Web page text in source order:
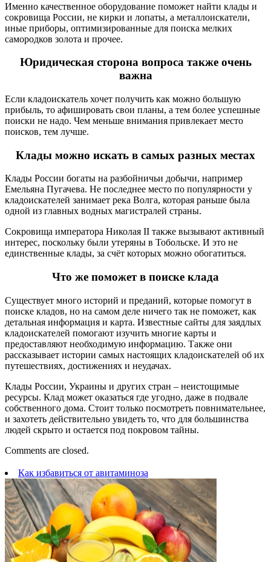
Именно качественное оборудование поможет найти клады и
сокровища России, не кирки и лопаты, а металлоискатели,
иные приборы, оптимизированные для поиска мелких
самородков золота и прочее.
Юридическая сторона вопроса также очень
важна
Если кладоискатель хочет получить как можно большую
прибыль, то афишировать свои планы, а тем более успешные
поиски не надо. Чем меньше внимания привлекает место
поисков, тем лучше.
Клады можно искать в самых разных местах
Клады России богаты на разбойничьи добычи, например
Емельяна Пугачева. Не последнее место по популярности у
кладоискателей занимает река Волга, которая раньше была
одной из главных водных магистралей страны.
Сокровища императора Николая II также вызывают активный
интерес, поскольку были утеряны в Тобольске. И это не
единственные клады, за счёт которых можно обогатиться.
Что же поможет в поиске клада
Существует много историй и преданий, которые помогут в
поиске кладов, но на самом деле ничего так не поможет, как
детальная информация и карта. Известные сайты для заядлых
кладоискателей помогают изучить многие карты и
предоставляют необходимую информацию. Также они
рассказывает истории самых настоящих кладоискателей об их
путешествиях, достижениях и неудачах.
Клады России, Украины и других стран – неистощимые
ресурсы. Клад может оказаться где угодно, даже в подвале
собственного дома. Стоит только посмотреть повнимательнее,
и захотеть действительно увидеть то, что для большинства
людей скрыто и остается под покровом тайны.
Comments are closed.
Как избавиться от авитаминоза